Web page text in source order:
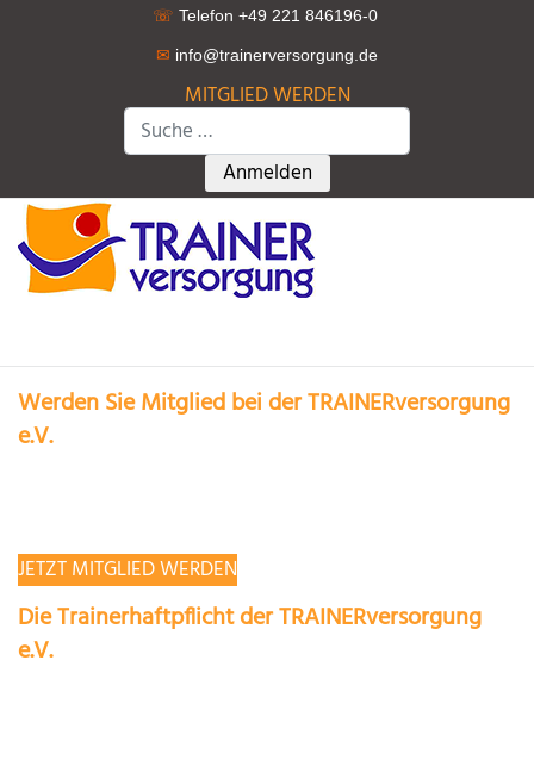
☏ Telefon +49 221 846196-0
✉ info@trainerversorgung.de
MITGLIED WERDEN
Suchen
Type 2 or more characters for
Anmelden
Werden Sie Mitglied bei der TRAINERversorgung
e.V.
JETZT MITGLIED WERDEN
Die Trainerhaftpflicht der TRAINERversorgung
e.V.